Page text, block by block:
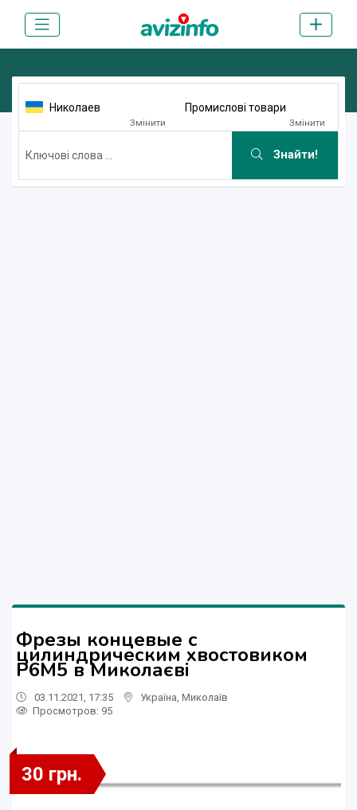
Николаев
Змінити
Промислові товари
Змінити
Знайти!
Фрезы концевые с
цилиндрическим хвостовиком
Р6М5 в Миколаєві
03.11.2021, 17:35 Україна Миколаїв
Просмотров: 95
30 грн.